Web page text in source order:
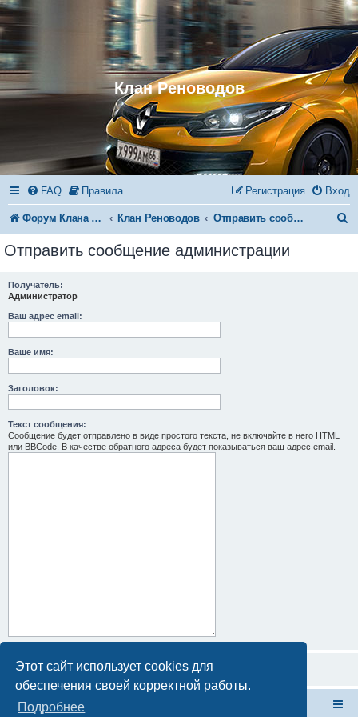
Этот сайт использует cookies для
обеспечения своей корректной работы.
Подробнее
Клан Реноводов
FAQ Правила Вход
Регистрация
Форум Клана Реноводов Клан Реноводов Отправить сообщение администрации
Отправить сообщение администрации
Получатель:
Администратор
Ваш адрес email:
Ваше имя:
Заголовок:
Текст сообщения:
Сообщение будет отправлено в виде простого текста, не включайте в него HTML
или BBCode. В качестве обратного адреса будет показываться ваш адрес email.
Форум Клана Реноводов